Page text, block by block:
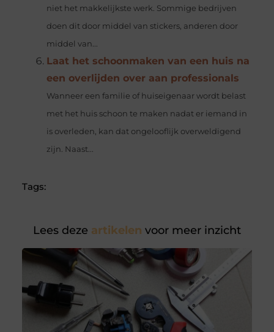
niet het makkelijkste werk. Sommige bedrijven
doen dit door middel van stickers, anderen door
middel van...
Laat het schoonmaken van een huis na
een overlijden over aan professionals
Wanneer een familie of huiseigenaar wordt belast
met het huis schoon te maken nadat er iemand in
is overleden, kan dat ongelooflijk overweldigend
zijn. Naast...
Tags:
Lees deze artikelen voor meer inzicht